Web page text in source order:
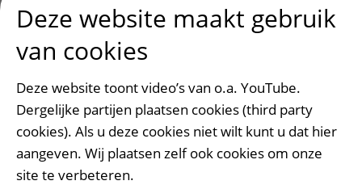
Bezoektijden
Onze opleidingen
De Nieuwe Utrechtse School
Stage en opleidingsplaatsen
Research
Deze website maakt gebruik
van cookies
Deze website toont video’s van o.a. YouTube.
Dergelijke partijen plaatsen cookies (third party
cookies). Als u deze cookies niet wilt kunt u dat hier
aangeven. Wij plaatsen zelf ook cookies om onze
site te verbeteren.